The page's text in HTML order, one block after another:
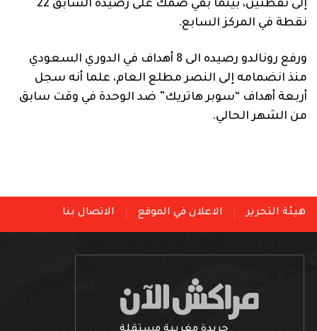
إلى نقطتين، بينما بقي ضمك على رصيده السابق 22
نقطة في المركز السابع.
ورفع رونالدو رصيده الى 8 أهداف في الدوري السعودي
منذ انضمامه إلى النصر مطلع العام، علما أنه سجل
أربعة أهداف “سوبر هاتريك” ضد الوحدة في وقت سابق
من الشهر الحالي.
هيئة التحرير الاعلان في الموقع الاتصال بنا